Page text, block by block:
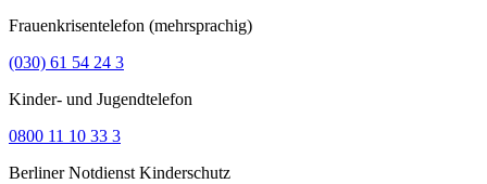
Frauenkrisentelefon (mehrsprachig)
(030) 61 54 24 3
Kinder- und Jugendtelefon
0800 11 10 33 3
Berliner Notdienst Kinderschutz